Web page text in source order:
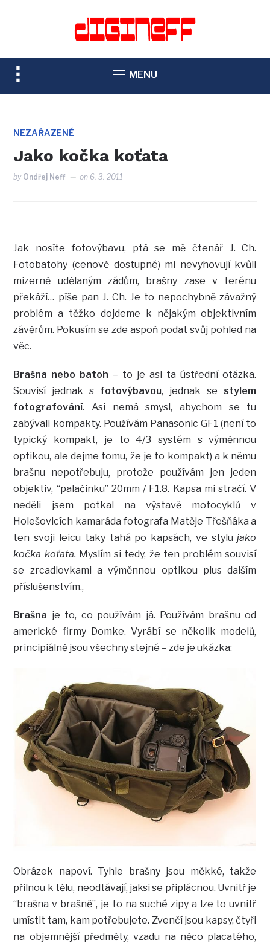
TOGGLE
SIDEBAR
NAVIGATION
MENU
NEZAŘAZENÉ
Jako kočka koťata
by Ondřej Neff on 6. 3. 2011
Jak nosíte fotovýbavu, ptá se mě čtenář J. Ch.
Fotobatohy (cenově dostupné) mi nevyhovují kvůli
mizerně udělaným zádům, brašny zase v terénu
překáží… píše pan J. Ch. Je to nepochybně závažný
problém a těžko dojdeme k nějakým objektivním
závěrům. Pokusím se zde aspoň podat svůj pohled na
věc.
Brašna nebo batoh – to je asi ta ústřední otázka.
Souvisí jednak s fotovýbavou, jednak sestylem
fotografování. Asi nemá smysl, abychom se tu
zabývali kompakty. Používám Panasonic GF1 (není to
typický kompakt, je to 4/3 systém s výměnnou
optikou, ale dejme tomu, že je to kompakt) a k němu
brašnu nepotřebuju, protože používám jen jeden
objektiv, “palačinku” 20mm / F1.8. Kapsa mi stračí. V
neděli jsem potkal na výstavě motocyklů v
Holešovicích kamaráda fotografa Matěje Třešňáka a
ten svoji leicu taky tahá po kapsách, ve stylujako
kočka koťata. Myslím si tedy, že ten problém souvisí
se zrcadlovkami a výměnnou optikou plus dalším
příslušenstvím.,
Brašna je to, co používám já. Používám brašnu od
americké firmy Domke. Vyrábí se několik modelů,
principiálně jsou všechny stejné – zde je ukázka:
Obrázek napoví. Tyhle brašny jsou měkké, takže
přilnou k tělu, neodtávají, jaksi se připlácnou. Uvnitř je
“brašna v brašně”, je to na suché zipy a lze to uvnitř
umístit tam, kam potřebujete. Zvenčí jsou kapsy, čtyři
na objemnější předměty, vzadu na něco placatého,